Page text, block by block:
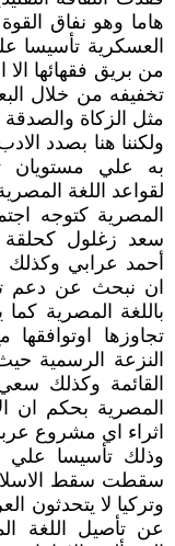
هاما وهو نفاق القوة
العسكرية تأسيسا
من بريق فقهائها
تخفيفه من خلال
مثل الزكاة والصدقة
ولكننا هنا بصدد
به علي مستويان
لقواعد اللغة
المصرية كتوجه
سعد زغلول كحلقة
أحمد عرابي
ان نبحث عن دعم
باللغة المصرية
تجاوزها
النزعة الرسمية
القائمة وكذلك
المصرية بحكم ان
اثراء اي مشروع
وذلك تأسيسا علي
سقطت سقط
وتركيا لا يتحدثون
عن تأصيل اللغة